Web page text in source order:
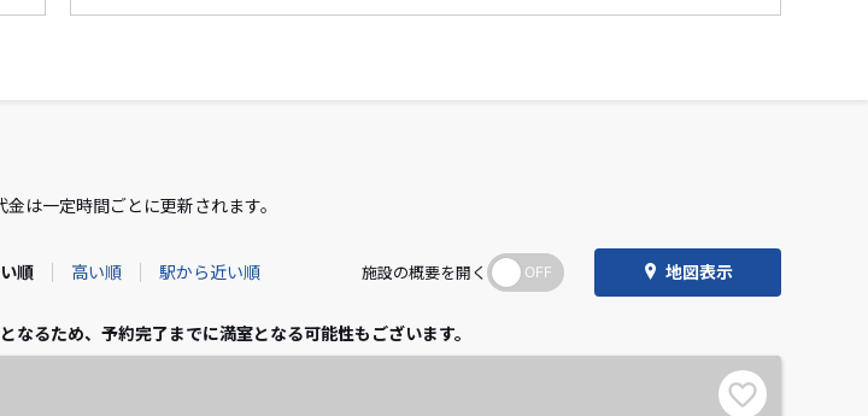
は一定時間ごとに更新されます。
地図表示
るため、予約完了までに満室となる可能性もございます。
順 高い順 駅から近い順 施設の概要を開く